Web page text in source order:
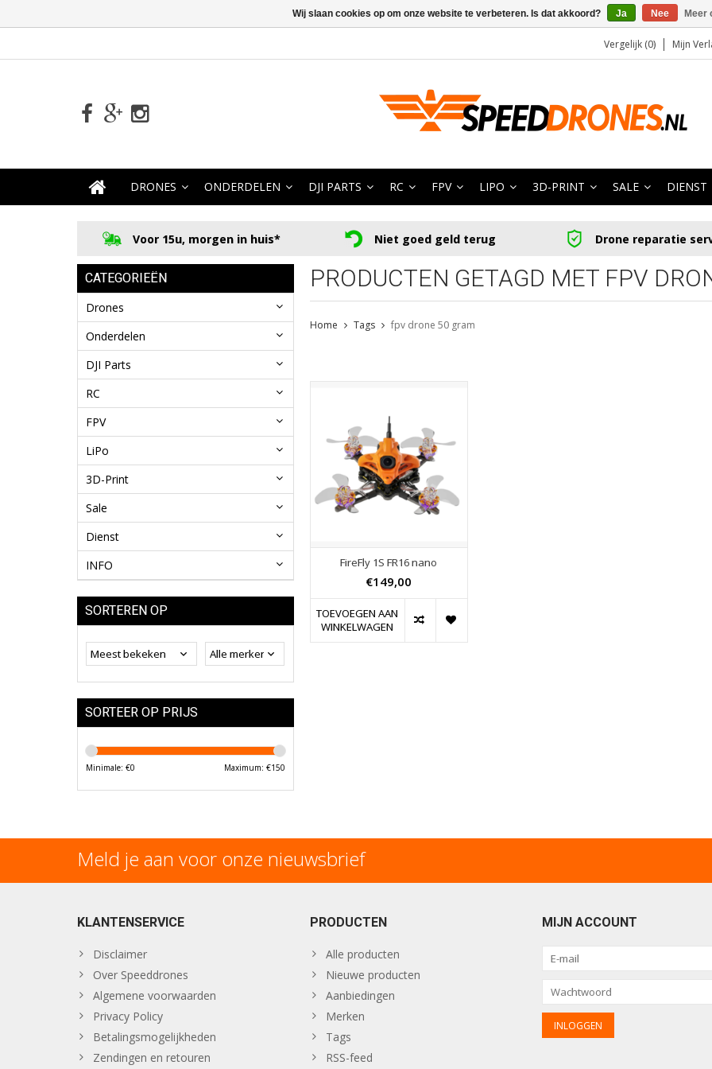
Vergelijk (0) Mijn
DRONES ONDERDELEN DJI PARTS RC FPV LIPO 3D-PRINT SALE DIENST
Voor 15u, morgen in huis* Niet goed geld terug Drone reparatie
CATEGORIEËN
Drones
Onderdelen
DJI Parts
RC
FPV
LiPo
3D-Print
Sale
Dienst
INFO
SORTEREN OP
SORTEER OP PRIJS
Minimale: €0 Maximum: €150
PRODUCTEN GETAGD MET FPV
Home Tags fpv drone 50 gram
FireFly 1S FR16 nano
€149,00
TOEVOEGEN AAN
WINKELWAGEN
Meld je aan voor onze nieuwsbrief
KLANTENSERVICE
Disclaimer
Over Speeddrones
Algemene voorwaarden
Privacy Policy
Betalingsmogelijkheden
Zendingen en retouren
PRODUCTEN
Alle producten
Nieuwe producten
Aanbiedingen
Merken
Tags
RSS-feed
MIJN ACCOUNT
Wij slaan cookies op om onze website te verbeteren. Is dat akkoord? Ja Nee Meer